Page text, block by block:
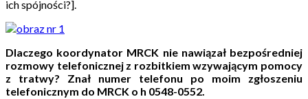
ich spójności?].
Dlaczego koordynator MRCK nie nawiązał bezpośredniej
rozmowy telefonicznej z rozbitkiem wzywającym pomocy
z tratwy? Znał numer telefonu po moim zgłoszeniu
telefonicznym do MRCK o h 0548-0552.